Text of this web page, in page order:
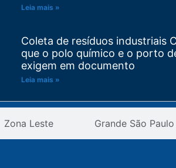
Leia mais »
Coleta de resíduos industriais
que o polo químico e o porto
exigem em documento
Leia mais »
prima ou de processo? Seu
antes do prazo
Zona Leste Grande São Paulo